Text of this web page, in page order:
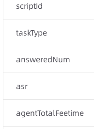
scriptId
taskType
answeredNum
asr
agentTotalFeetime